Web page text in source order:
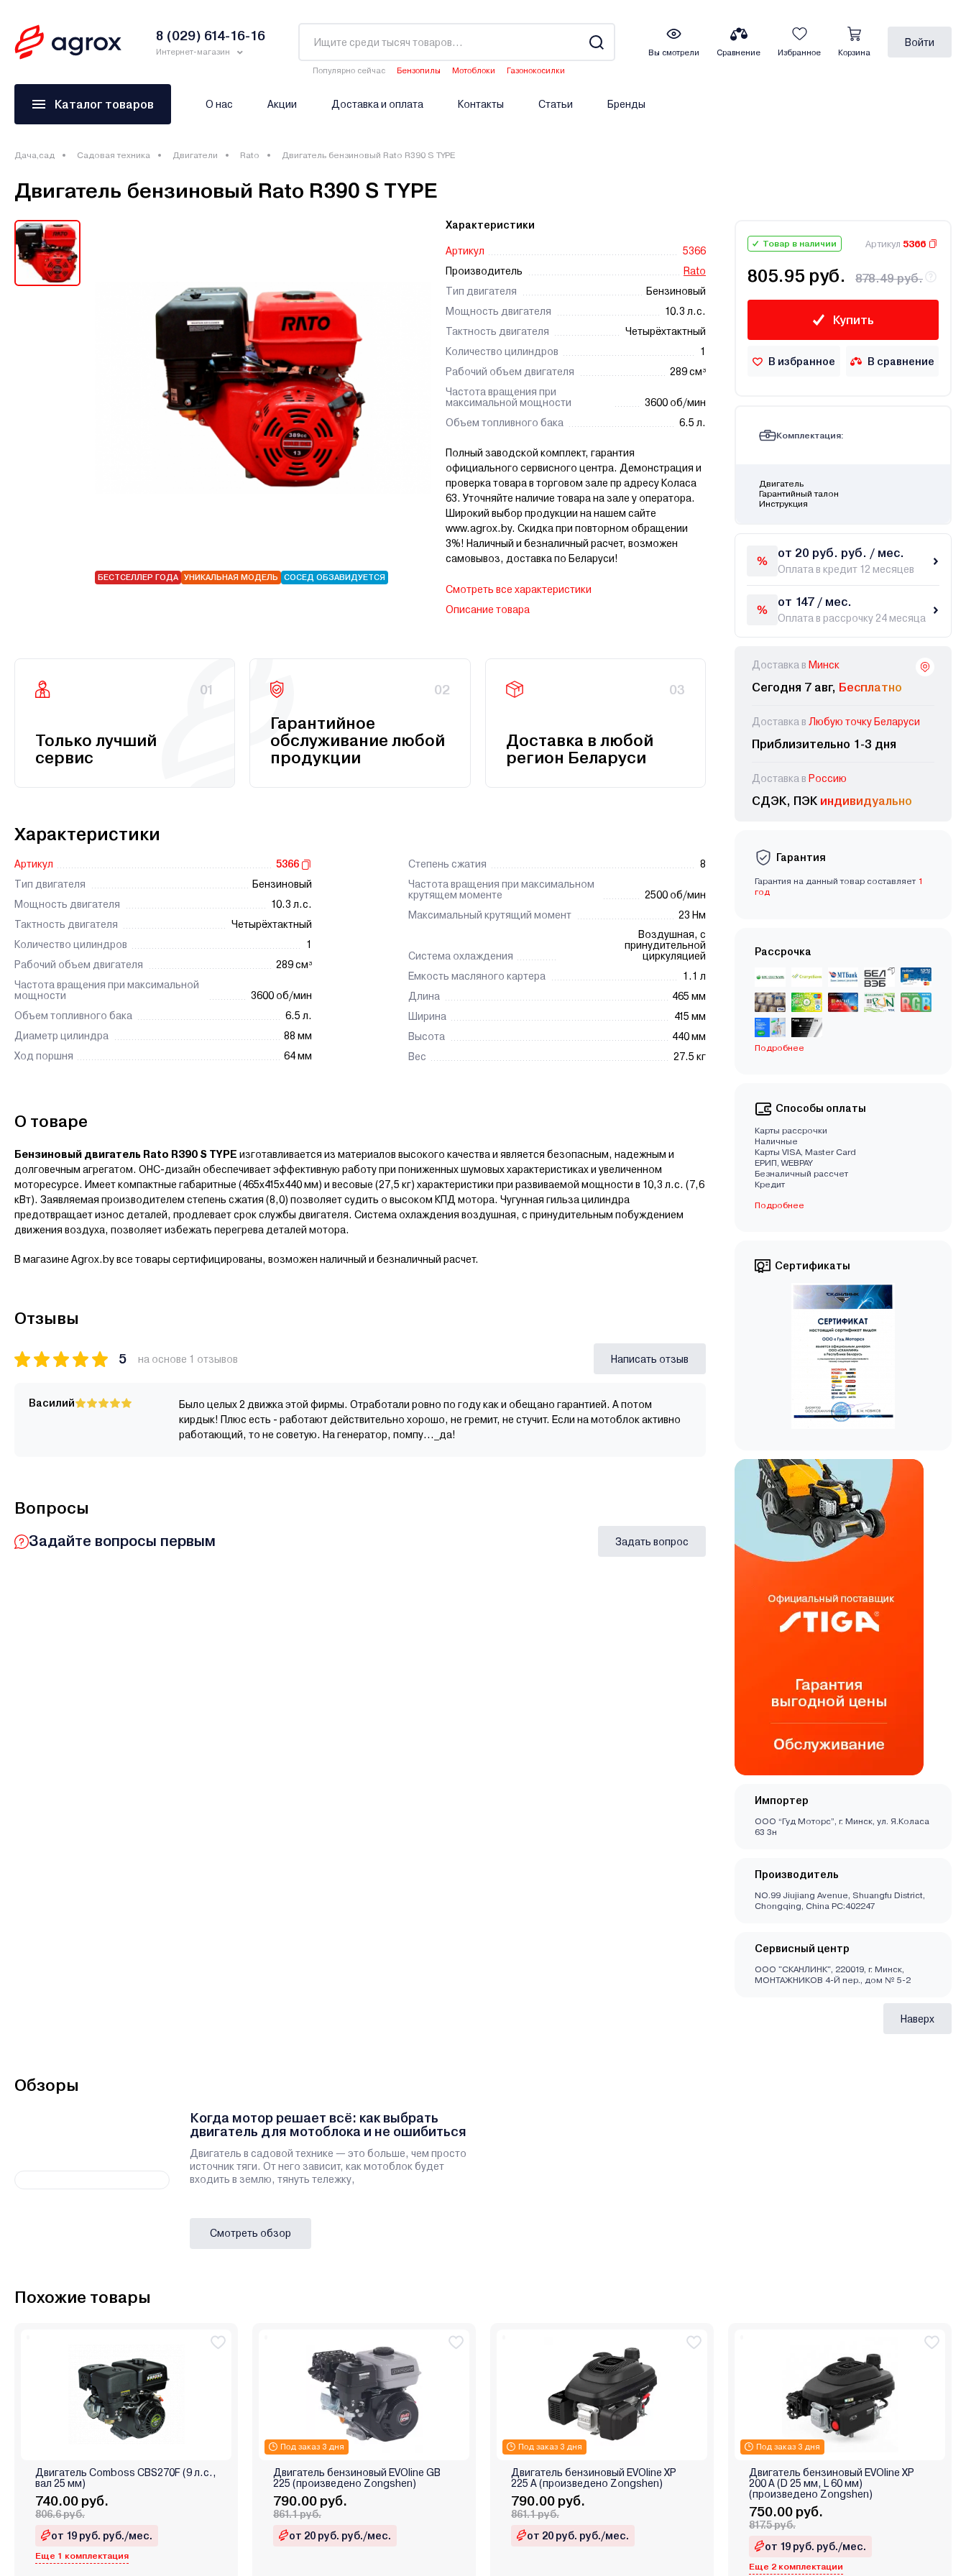
8 (029) 614-16-16
Интернет-магазин
Популярно сейчас Бензопилы Мотоблоки
Газонокосилки
Вы смотрели Сравнение Избранное Корзина
Войти
Каталог товаров О нас Акции Доставка и оплата Контакты Статьи Бренды
Дача,сад Садовая техника Двигатели Rato Двигатель бензиновый Rato R390 S TYPE
Двигатель бензиновый Rato R390 S TYPE
БЕСТСЕЛЛЕР ГОДА УНИКАЛЬНАЯ МОДЕЛЬ СОСЕД ОБЗАВИДУЕТСЯ
Характеристики
Артикул
5366
Производитель
Rato
Тип двигателя
Бензиновый
Мощность двигателя
10.3 л.с.
Тактность двигателя
Четырёхтактный
Количество цилиндров
1
Рабочий объем двигателя
289 см³
Частота вращения при
максимальной мощности
3600 об/мин
Объем топливного бака
6.5 л.
Полный заводской комплект, гарантия
официального сервисного центра. Демонстрация и
проверка товара в торговом зале пр адресу Коласа
63. Уточняйте наличие товара на зале у оператора.
Широкий выбор продукции на нашем сайте
www.agrox.by. Скидка при повторном обращении
3%! Наличный и безналичный расчет, возможен
самовывоз, доставка по Беларуси!
Смотреть все характеристики
Описание товара
01
Только лучший
сервис
02
Гарантийное
обслуживание любой
продукции
03
Доставка в любой
регион Беларуси
Характеристики
Артикул
5366
Тип двигателя
Бензиновый
Мощность двигателя
10.3 л.с.
Тактность двигателя
Четырёхтактный
Количество цилиндров
1
Рабочий объем двигателя
289 см³
Частота вращения при максимальной
мощности
3600 об/мин
Объем топливного бака
6.5 л.
Диаметр цилиндра
88 мм
Ход поршня
64 мм
Степень сжатия
8
Частота вращения при максимальном
крутящем моменте
2500 об/мин
Максимальный крутящий момент
23 Нм
Система охлаждения
Воздушная, с
принудительной
циркуляцией
Емкость масляного картера
1.1 л
Длина
465 мм
Ширина
415 мм
Высота
440 мм
Вес
27.5 кг
О товаре
Бензиновый двигатель Rato R390 S TYPE изготавливается из материалов высокого качества и является безопасным, надежным и
долговечным агрегатом. OHC-дизайн обеспечивает эффективную работу при пониженных шумовых характеристиках и увеличенном
моторесурсе. Имеет компактные габаритные (465х415х440 мм) и весовые (27,5 кг) характеристики при развиваемой мощности в 10,3 л.с. (7,6
кВт). Заявляемая производителем степень сжатия (8,0) позволяет судить о высоком КПД мотора. Чугунная гильза цилиндра
предотвращает износ деталей, продлевает срок службы двигателя. Система охлаждения воздушная, с принудительным побуждением
движения воздуха, позволяет избежать перегрева деталей мотора.
В магазине Agrox.by все товары сертифицированы, возможен наличный и безналичный расчет.
Отзывы
5 на основе 1 отзывов Написать отзыв
Василий
Было целых 2 движка этой фирмы. Отработали ровно по году как и обещано гарантией. А потом
кирдык! Плюс есть - работают действительно хорошо, не гремит, не стучит. Если на мотоблок активно
работающий, то не советую. На генератор, помпу..._да!
Вопросы
Задайте вопросы первым Задать вопрос
Товар в наличии Артикул 5366
805.95 руб. 878.49 руб.
Купить
В избранное В сравнение
Комплектация:
Двигатель
Гарантийный талон
Инструкция
от 20 руб. руб. / мес.
Оплата в кредит 12 месяцев
от 147 / мес.
Оплата в рассрочку 24 месяца
Доставка в Минск
Сегодня 7 авг, Бесплатно
Доставка в Любую точку Беларуси
Приблизительно 1-3 дня
Доставка в Россию
СДЭК, ПЭК индивидуально
Гарантия
Гарантия на данный товар составляет 1
год
Рассрочка
Подробнее
Способы оплаты
Карты рассрочки
Наличные
Карты VISA, Master Card
EРИП, WEBPAY
Безналичный рассчет
Кредит
Подробнее
Сертификаты
Импортер
ООО “Гуд Моторс”, г. Минск, ул. Я.Коласа
63 3н
Производитель
NO.99 Jiujiang Avenue, Shuangfu District,
Chongqing, China PC:402247
Сервисный центр
ООО "СКАНЛИНК", 220019, г. Минск,
МОНТАЖНИКОВ 4-Й пер., дом № 5-2
Наверх
Обзоры
Когда мотор решает всё: как выбрать
двигатель для мотоблока и не ошибиться
Двигатель в садовой технике — это больше, чем просто
источник тяги. От него зависит, как мотоблок будет
входить в землю, тянуть тележку,
Смотреть обзор
Похожие товары
Двигатель Comboss CBS270F (9 л.с.,
вал 25 мм)
740.00 руб.
806.6 руб.
от 19 руб. руб./мес.
Еще 1 комплектация
Под заказ 3 дня
Двигатель бензиновый EVOline GB
225 (произведено Zongshen)
790.00 руб.
861.1 руб.
от 20 руб. руб./мес.
Под заказ 3 дня
Двигатель бензиновый EVOline XP
225 A (произведено Zongshen)
790.00 руб.
861.1 руб.
от 20 руб. руб./мес.
Под заказ 3 дня
Двигатель бензиновый EVOline XP
200 A (D 25 мм, L 60 мм)
(произведено Zongshen)
750.00 руб.
817.5 руб.
от 19 руб. руб./мес.
Еще 2 комплектации